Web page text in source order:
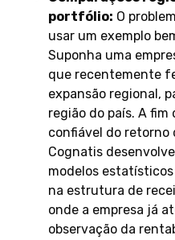
portfólio: O
usar um exemplo
Suponha uma
que recentemente
expansão regional,
região do país. A
confiável do retorno
Cognatis
modelos
na estrutura de
onde a empresa já
observação da